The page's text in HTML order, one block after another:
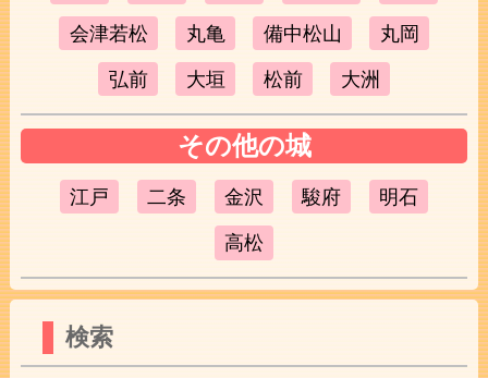
会津若松 丸亀 備中松山 丸岡
弘前 大垣 松前 大洲
その他の城
江戸 二条 金沢 駿府 明石
高松
検索